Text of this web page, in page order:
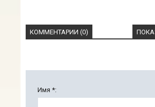
КОММЕНТАРИИ (0)
Имя *: